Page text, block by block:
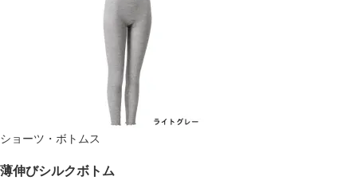
ショーツ・ボトムス
薄伸びシルクボトム